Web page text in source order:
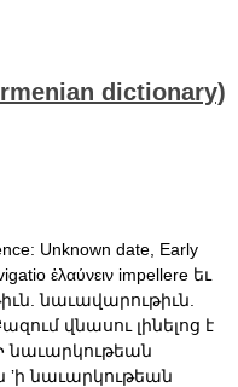
dictionary)
Unknown date, Early
ἑλαύνειν impellere եւ
նաւավարութիւն.
վնասու լինելոց է
նաւարկութեան
ʼի նաւարկութեան